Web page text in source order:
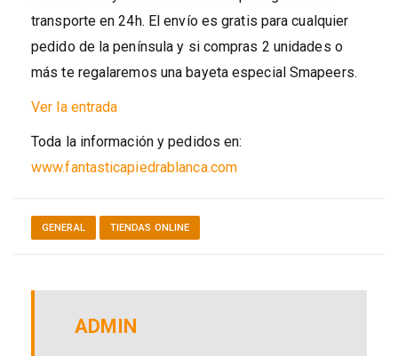
transporte en 24h. El envío es gratis para cualquier
pedido de la península y si compras 2 unidades o
más te regalaremos una bayeta especial Smapeers.
Ver la entrada
Toda la información y pedidos en:
www.fantasticapiedrablanca.com
GENERAL TIENDAS ONLINE
ADMIN